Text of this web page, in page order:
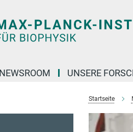
NEWSROOM UNSERE
Startseite